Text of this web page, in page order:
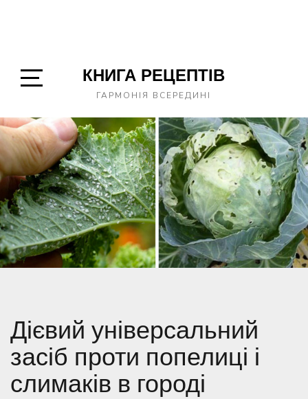
Sidebar
КНИГА РЕЦЕПТІВ
ГАРМОНІЯ ВСЕРЕДИНІ
Дієвий універсальний
засіб проти попелиці і
слимаків в городі